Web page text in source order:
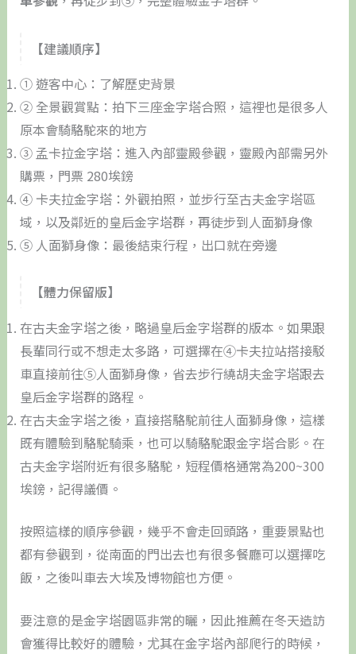
【建議順序】
① 遊客中心：了解歷史背景
② 全景觀賞點：拍下三座金字塔合照，這裡也是很多人
原本會騎駱駝來的地方
③ 孟卡拉金字塔：進入內部靈殿參觀，靈殿內部需另外
購票，門票 280埃鎊
④ 卡夫拉金字塔：外觀拍照，並步行至古夫金字塔區
域，以及鄰近的皇后金字塔群，再徒步到人面獅身像
⑤ 人面獅身像：最後結束行程，出口就在旁邊
【體力保留版】
在古夫金字塔之後，略過皇后金字塔群的版本。如果跟
長輩同行或不想走太多路，可選擇在④卡夫拉站搭接駁
車直接前往⑤人面獅身像，省去步行繞胡夫金字塔跟去
皇后金字塔群的路程。
在古夫金字塔之後，直接搭駱駝前往人面獅身像，這樣
既有體驗到駱駝騎乘，也可以騎駱駝跟金字塔合影。在
古夫金字塔附近有很多駱駝，短程價格通常為200~300
埃鎊，記得議價。
按照這樣的順序參觀，幾乎不會走回頭路，重要景點也
都有參觀到，從南面的門出去也有很多餐廳可以選擇吃
飯，之後叫車去大埃及博物館也方便。
要注意的是金字塔園區非常的曬，因此推薦在冬天造訪
會獲得比較好的體驗，尤其在金字塔內部爬行的時候，